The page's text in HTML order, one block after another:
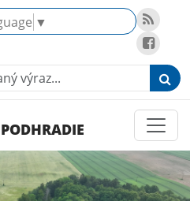
▼
výraz...